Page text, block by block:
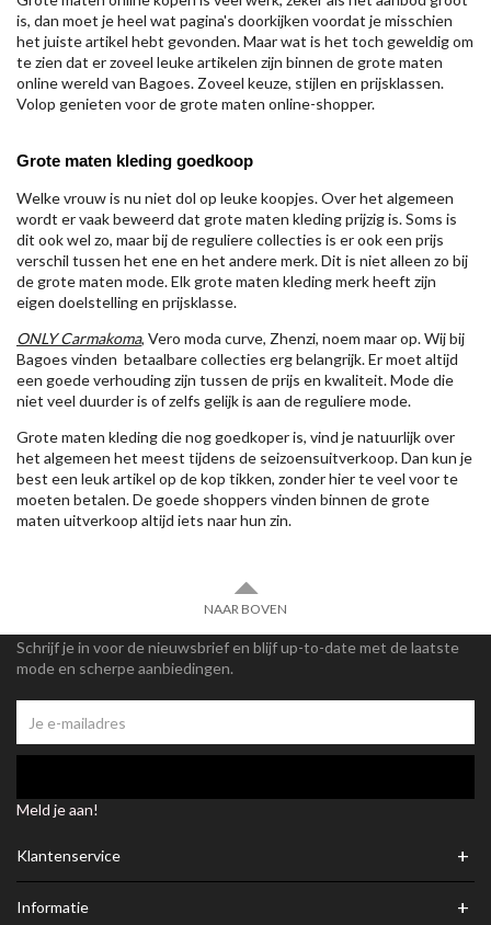
is, dan moet je heel wat pagina's doorkijken voordat je misschien
het juiste artikel hebt gevonden. Maar wat is het toch geweldig om
te zien dat er zoveel leuke artikelen zijn binnen de grote maten
online wereld van Bagoes. Zoveel keuze, stijlen en prijsklassen.
Volop genieten voor de grote maten online-shopper.
Grote maten kleding goedkoop
Welke vrouw is nu niet dol op leuke koopjes. Over het algemeen
wordt er vaak beweerd dat grote maten kleding prijzig is. Soms is
dit ook wel zo, maar bij de reguliere collecties is er ook een prijs
verschil tussen het ene en het andere merk. Dit is niet alleen zo bij
de grote maten mode. Elk grote maten kleding merk heeft zijn
eigen doelstelling en prijsklasse.
ONLY Carmakoma, Vero moda curve, Zhenzi, noem maar op. Wij bij
Bagoes vinden betaalbare collecties erg belangrijk. Er moet altijd
een goede verhouding zijn tussen de prijs en kwaliteit. Mode die
niet veel duurder is of zelfs gelijk is aan de reguliere mode.
Grote maten kleding die nog goedkoper is, vind je natuurlijk over
het algemeen het meest tijdens de seizoensuitverkoop. Dan kun je
best een leuk artikel op de kop tikken, zonder hier te veel voor te
moeten betalen. De goede shoppers vinden binnen de grote
maten uitverkoop altijd iets naar hun zin.
NAAR BOVEN
Schrijf je in voor de nieuwsbrief en blijf up-to-date met de laatste
mode en scherpe aanbiedingen.
Meld je aan!
Klantenservice +
Informatie +